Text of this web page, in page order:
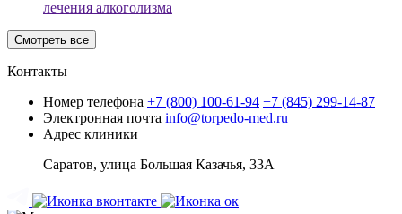
лечения алкоголизма
Смотреть все
Контакты
Номер телефона +7 (800) 100-61-94 +7 (845) 299-14-87
Электронная почта info@torpedo-med.ru
Адрес клиники
Саратов, улица Большая Казачья, 33А